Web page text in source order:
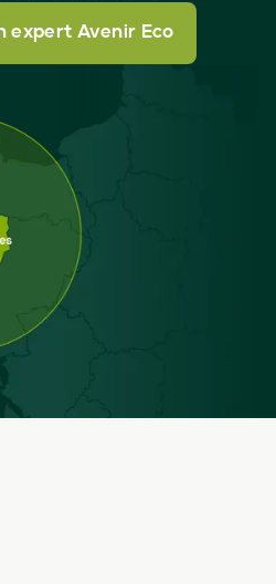
expert Avenir Eco